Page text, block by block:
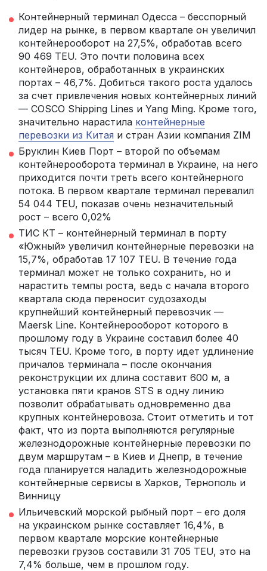
Контейнерный терминал Одесса – бесспорный
лидер на рынке, в первом квартале он увеличил
контейнерооборот на 27,5%, обработав всего
90 469 TEU. Это почти половина всех
контейнеров, обработанных в украинских
портах – 46,7%. Добиться такого роста удалось
за счет привлечения новых контейнерных линий
— COSCO Shipping Lines и Yang Ming. Кроме того,
значительно нарастила контейнерные
перевозки из Китая и стран Азии компания ZIM
Бруклин Киев Порт – второй по объемам
контейнерооборота терминал в Украине, на него
приходится почти треть всего контейнерного
потока. В первом квартале терминал перевалил
54 044 TEU, показав очень незначительный
рост – всего 0,02%
ТИС КТ – контейнерный терминал в порту
«Южный» увеличил контейнерные перевозки на
15,7%, обработав 17 107 TEU. В течение года
терминал может не только сохранить, но и
нарастить темпы роста, ведь с начала второго
квартала сюда переносит судозаходы
крупнейший контейнерный перевозчик —
Maersk Line. Контейнерооборот которого в
прошлому году в Украине составил более 40
тысяч TEU. Кроме того, в порту идет удлинение
причалов терминала – после окончания
реконструкции их длина составит 600 м, а
установка пяти кранов STS в одну линию
позволит обрабатывать одновременно два
крупных контейнеровоза. Стоит отметить и тот
факт, что из порта выполняются регулярные
железнодорожные контейнерные перевозки по
двум маршрутам – в Киев и Днепр, в течение
года планируется наладить железнодорожные
контейнерные сервисы в Харков, Тернополь и
Винницу
Ильичевский морской рыбный порт – его доля
на украинском рынке составляет 16,4%, в
первом квартале морские контейнерные
перевозки грузов составили 31 705 TEU, это на
7,4% больше, чем в прошлом году.